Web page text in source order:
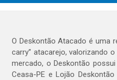
O Deskontão Atacado é uma
carry” atacarejo, valorizando
mercado, o Deskontão
Ceasa-PE e Lojão